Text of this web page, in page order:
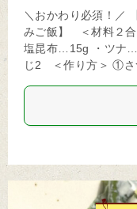
＼おかわり必須！／
みご飯】 ＜材料２
塩昆布…15g ・ツナ
じ2 ＜作り方＞ ①